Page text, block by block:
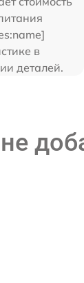
в
деталей.